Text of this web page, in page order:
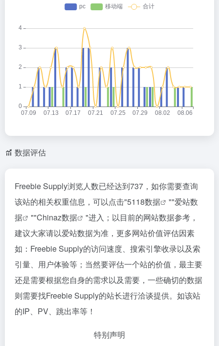
数据评估
Freebie Supply浏览人数已经达到737，如你需要查询
该站的相关权重信息，可以点击"5118数据 ""爱站数
据
""Chinaz数据
"进入；以目前的网站数据参考，
建议大家请以爱站数据为准，更多网站价值评估因素
如：Freebie Supply的访问速度、搜索引擎收录以及索
引量、用户体验等；当然要评估一个站的价值，最主要
还是需要根据您自身的需求以及需要，一些确切的数据
则需要找Freebie Supply的站长进行洽谈提供。如该站
的IP、PV、跳出率等！
特别声明